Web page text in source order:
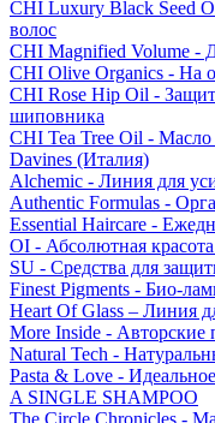
CHI Luxury Black Seed
волос
CHI Magnified Volume -
CHI Olive Organics - На
CHI Rose Hip Oil -
шиповника
CHI Tea Tree Oil - Масло
Davines (Италия)
Alchemic - Линия для
Authentic Formulas -
Essential Haircare -
OI - Абсолютная
SU - Средства для
Finest Pigments - Био-
Heart Of Glass – Линия
More Inside - Авторские
Natural Tech -
Pasta & Love -
A SINGLE SHAMPOO
The Circle Chronicles -